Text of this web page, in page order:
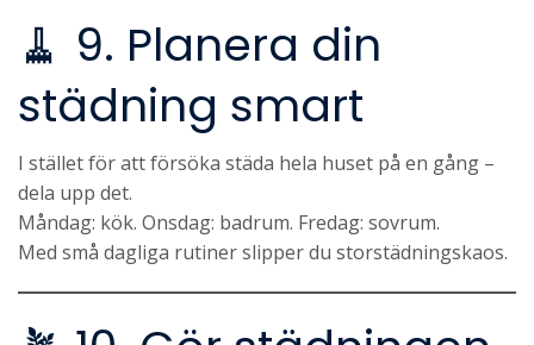
🧹 9. Planera din
städning smart
I stället för att försöka städa hela huset på en gång –
dela upp det.
Måndag: kök. Onsdag: badrum. Fredag: sovrum.
Med små dagliga rutiner slipper du storstädningskaos.